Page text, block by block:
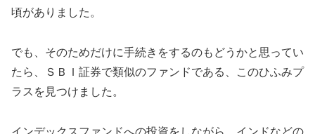
頃がありました。
でも、そのためだけに手続きをするのもどうかと思ってい
たら、ＳＢＩ証券で類似のファンドである、このひふみプ
ラスを見つけました。
インデックスファンドへの投資をしながら、インドなどの